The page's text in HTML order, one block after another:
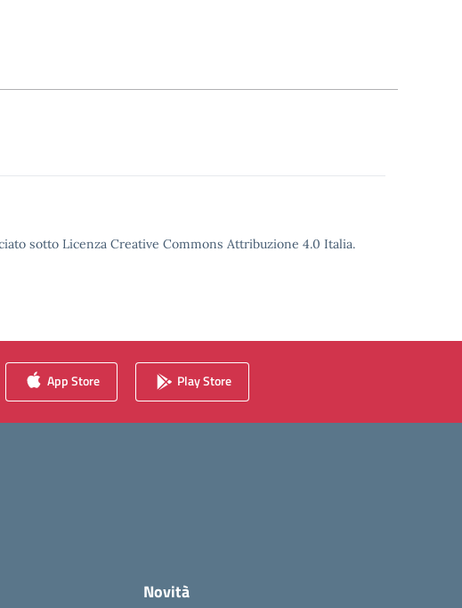
sotto Licenza Creative Commons Attribuzione 4.0 Italia.
App Store Play Store
Novità